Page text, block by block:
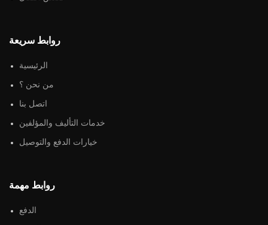
روابط سريعة
الرئيسية
من نحن ؟
اتصل بنا
خدمات التأليف والمؤلفين
خيارات الدفع والتوصيل
روابط مهمة
الدفع